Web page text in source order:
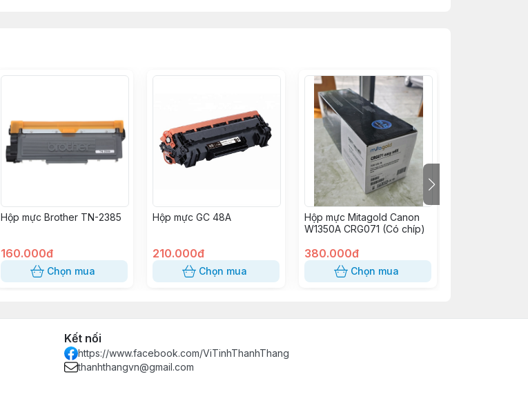
Hộp mực Brother TN-2385
160.000đ
Chọn mua
Hộp mực GC 48A
210.000đ
Chọn mua
Hộp mực Mitagold Canon
W1350A CRG071 (Có chíp)
380.000đ
Chọn mua
Kết nối
https://www.facebook.com/ViTinhThanhThang
thanhthangvn@gmail.com